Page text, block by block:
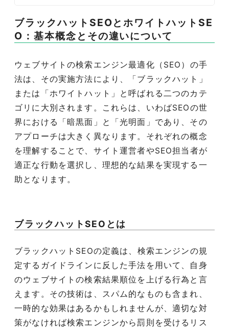
ブラックハットSEOとホワイトハットSE
O：基本概念とその違いについて
ウェブサイトの検索エンジン最適化（SEO）の手
法は、その実施方法により、「ブラックハット」
または「ホワイトハット」と呼ばれる二つのカテ
ゴリに大別されます。これらは、いわばSEOの世
界における「暗黒面」と「光明面」であり、その
アプローチは大きく異なります。それぞれの概念
を理解することで、サイト運営者やSEO担当者が
適正な行動を選択し、理想的な結果を実現する一
助となります。
ブラックハットSEOとは
ブラックハットSEOの定義は、検索エンジンの規
定するガイドラインに反した手法を用いて、自身
のウェブサイトの検索結果順位を上げる行為と言
えます。その技術は、スパム的なものも含まれ、
一時的な効果はあるかもしれませんが、適切な対
策がなければ検索エンジンから罰則を受けるリス